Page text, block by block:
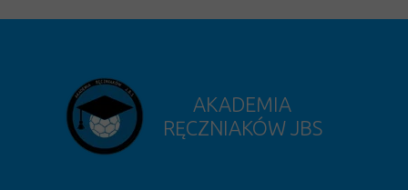
AKADEMIA
RĘCZNIAKÓW JBS